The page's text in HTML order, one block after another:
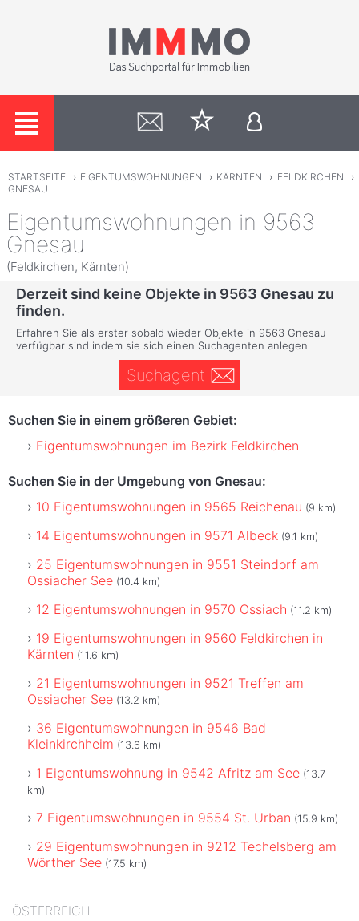
STARTSEITE › EIGENTUMSWOHNUNGEN › KÄRNTEN › FELDKIRCHEN
›
GNESAU
Eigentumswohnungen in 9563
Gnesau
(Feldkirchen, Kärnten)
Derzeit sind keine Objekte in 9563 Gnesau zu
finden.
Erfahren Sie als erster sobald wieder Objekte in 9563 Gnesau
verfügbar sind indem sie sich einen Suchagenten anlegen
Suchagent
Suchen Sie in einem größeren Gebiet:
Eigentumswohnungen im Bezirk Feldkirchen
Suchen Sie in der Umgebung von Gnesau:
10 Eigentumswohnungen in 9565 Reichenau (9 km)
14 Eigentumswohnungen in 9571 Albeck (9.1 km)
25 Eigentumswohnungen in 9551 Steindorf am
Ossiacher See (10.4 km)
12 Eigentumswohnungen in 9570 Ossiach (11.2 km)
19 Eigentumswohnungen in 9560 Feldkirchen in
Kärnten (11.6 km)
21 Eigentumswohnungen in 9521 Treffen am
Ossiacher See (13.2 km)
36 Eigentumswohnungen in 9546 Bad
Kleinkirchheim (13.6 km)
1 Eigentumswohnung in 9542 Afritz am See (13.7
km)
7 Eigentumswohnungen in 9554 St. Urban (15.9 km)
29 Eigentumswohnungen in 9212 Techelsberg am
Wörther See (17.5 km)
ÖSTERREICH